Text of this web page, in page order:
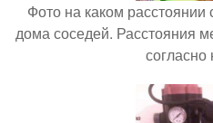
Фото на каком расстоянии
дома соседей. Расстояния